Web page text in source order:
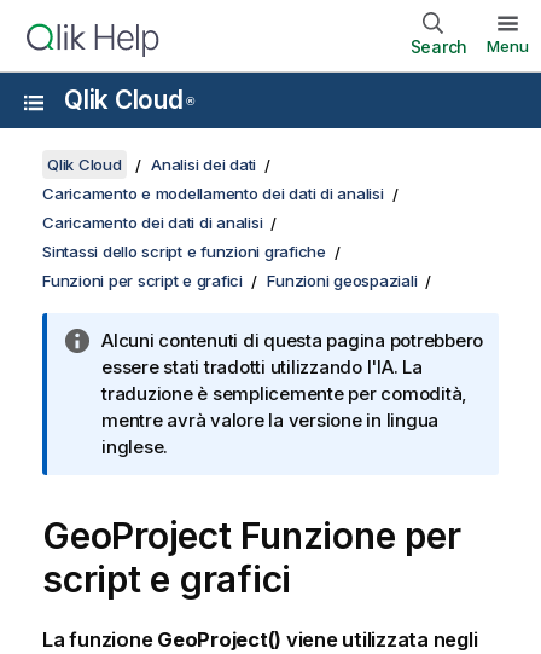
Search Menu
Qlik Cloud ®
Qlik Cloud
Analisi dei dati
Caricamento e modellamento dei dati di analisi
Caricamento dei dati di analisi
Sintassi dello script e funzioni grafiche
Funzioni per script e grafici
Funzioni geospaziali
Alcuni contenuti di questa pagina potrebbero
essere stati tradotti utilizzando l'IA. La
traduzione è semplicemente per comodità,
mentre avrà valore la versione in lingua
inglese.
GeoProject Funzione per
script e grafici
La funzione GeoProject() viene utilizzata negli